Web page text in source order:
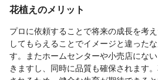
花植えのメリット
プロに依頼することで将来の成長を考
してもらえることでイメージと違った
す。またホームセンターや小売店にな
きますし、同時に品質も確保されます